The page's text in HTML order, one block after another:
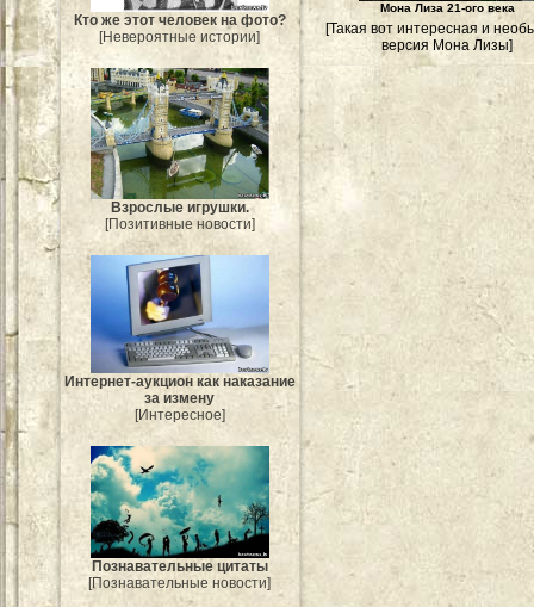
Кто же этот человек на фото?
[Невероятные истории]
Взрослые игрушки.
[Позитивные новости]
Интернет-аукцион как наказание
за измену
[Интересное]
Познавательные цитаты
[Познавательные новости]
Мона Лиза 21-ого века
[Такая вот интересная и
версия Мона Лизы]